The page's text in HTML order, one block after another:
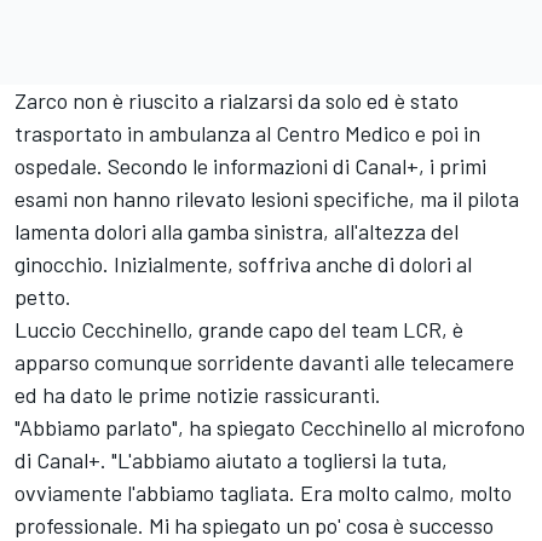
Zarco non è riuscito a rialzarsi da solo ed è stato
trasportato in ambulanza al Centro Medico e poi in
ospedale. Secondo le informazioni di Canal+, i primi
esami non hanno rilevato lesioni specifiche, ma il pilota
lamenta dolori alla gamba sinistra, all'altezza del
ginocchio. Inizialmente, soffriva anche di dolori al
petto.
Luccio Cecchinello, grande capo del team LCR, è
apparso comunque sorridente davanti alle telecamere
ed ha dato le prime notizie rassicuranti.
"Abbiamo parlato", ha spiegato Cecchinello al microfono
di Canal+. "L'abbiamo aiutato a togliersi la tuta,
ovviamente l'abbiamo tagliata. Era molto calmo, molto
professionale. Mi ha spiegato un po' cosa è successo